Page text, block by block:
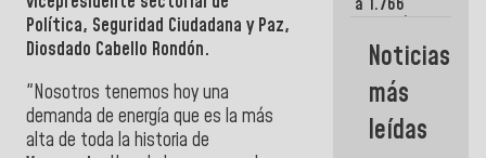
Política, Seguridad Ciudadana y Paz,
Diosdado Cabello Rondón.
"Nosotros tenemos hoy una
demanda de energía que es la más
alta de toda la historia de
comerciantes
emprendedores
afectados
por
terremotos
Noticias
más
leídas